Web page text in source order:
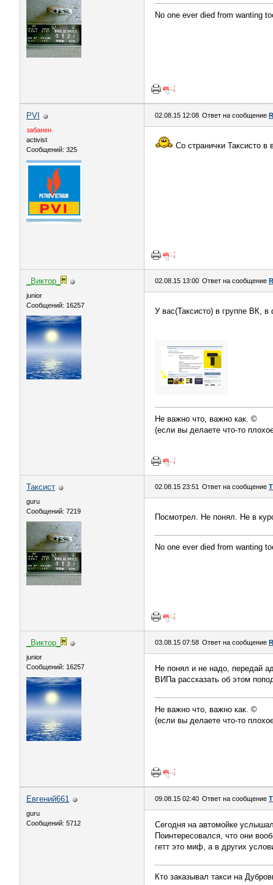
No one ever died from wanting
PVI
забанен
activist
Сообщений: 325
02.08.15 12:08 Ответ на сообщение
Со странички Таксисто в
_Виктор_
juniоr
Сообщений: 16257
02.08.15 13:00 Ответ на сообщение
У вас(Таксисто) в группе ВК,
Не важно что, важно как. ©
(если вы делаете что-то
Таксист
guru
Сообщений: 7219
02.08.15 23:51 Ответ на сообщение
Посмотрел. Не понял. Не в
No one ever died from wanting
_Виктор_
juniоr
Сообщений: 16257
03.08.15 07:58 Ответ на сообщение
Не понял и не надо, передай
ВИПа рассказать об этом
Не важно что, важно как. ©
(если вы делаете что-то
Евгений661
guru
Сообщений: 5712
09.08.15 02:40 Ответ на сообщение
Сегодня на автомойке
Поинтересовался, что они
гетт это миф, а в других
Кто заказывал такси на